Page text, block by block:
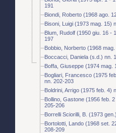
191
Biondi, Roberto (1968 ago.
Bisoni, Luigi (1973 mag. 15)
Blum, Rudolf (1950 giu. 16 -
197
Bobbio, Norberto (1968
Boccacci, Daniela (s.d.) nn.
Boffa, Giuseppe (1974 mag.
Bogliari, Francesco (1975
nn. 202-203
Boldrini, Arrigo (1975 feb. 4)
Bollino, Gastone (1956 feb.
205-206
Borrelli Sciorilli, B. (1973
Bortolotti, Lando (1968 set.
208-209